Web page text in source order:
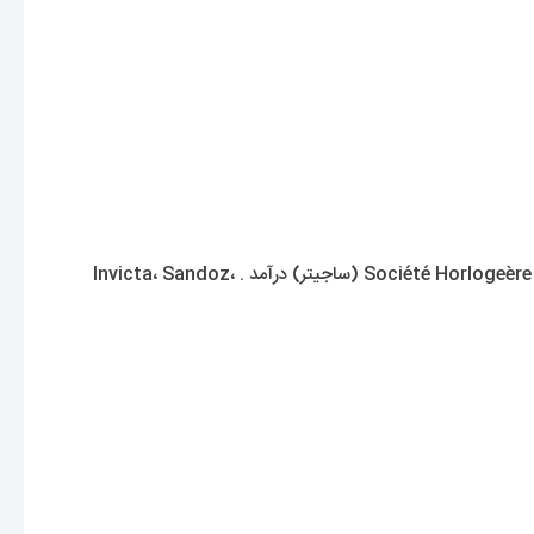
در سال 1970 در کنار سایر برندهای با قیمت متوسط ​​مانند Sandoz و Camy به عضویت فدراسیون Société Horlogeère de Production et de Participation SA (ساجیتر) درآمد . Invicta، Sandoz،